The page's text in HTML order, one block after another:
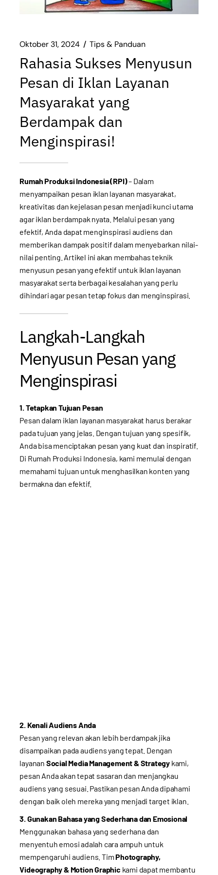
Oktober 31, 2024 Tips & Panduan
Rahasia Sukses Menyusun
Pesan di Iklan Layanan
Masyarakat yang
Berdampak dan
Menginspirasi!
Rumah Produksi Indonesia (RPI)– Dalam
menyampaikan pesan iklan layanan masyarakat,
kreativitas dan kejelasan pesan menjadi kunci utama
agar iklan berdampak nyata. Melalui pesan yang
efektif, Anda dapat menginspirasi audiens dan
memberikan dampak positif dalam menyebarkan nilai-
nilai penting. Artikel ini akan membahas teknik
menyusun pesan yang efektif untuk iklan layanan
masyarakat serta berbagai kesalahan yang perlu
dihindari agar pesan tetap fokus dan menginspirasi.
Langkah-Langkah
Menyusun Pesan yang
Menginspirasi
1. Tetapkan Tujuan Pesan
Pesan dalam iklan layanan masyarakat harus berakar
pada tujuan yang jelas. Dengan tujuan yang spesifik,
Anda bisa menciptakan pesan yang kuat dan inspiratif.
Di Rumah Produksi Indonesia, kami memulai dengan
memahami tujuan untuk menghasilkan konten yang
bermakna dan efektif.
2. Kenali Audiens Anda
Pesan yang relevan akan lebih berdampak jika
disampaikan pada audiens yang tepat. Dengan
layanan Social Media Management & Strategykami,
pesan Anda akan tepat sasaran dan menjangkau
audiens yang sesuai. Pastikan pesan Anda dipahami
dengan baik oleh mereka yang menjadi target iklan.
3. Gunakan Bahasa yang Sederhana dan Emosional
Menggunakan bahasa yang sederhana dan
menyentuh emosi adalah cara ampuh untuk
mempengaruhi audiens. TimPhotography,
Videography & Motion Graphic kami dapat membantu